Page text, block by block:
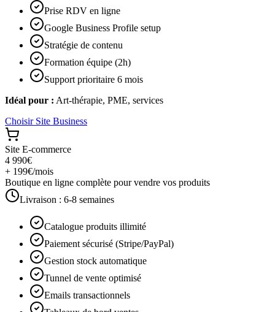
Prise RDV en ligne
Google Business Profile setup
Stratégie de contenu
Formation équipe (2h)
Support prioritaire 6 mois
Idéal pour : Art-thérapie, PME, services
Choisir Site Business
Site E-commerce
4 990€
+ 199€/mois
Boutique en ligne complète pour vendre vos produits
Livraison : 6-8 semaines
Catalogue produits illimité
Paiement sécurisé (Stripe/PayPal)
Gestion stock automatique
Tunnel de vente optimisé
Emails transactionnels